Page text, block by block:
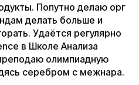
Попутно делаю орг
делать больше и
Удаётся регулярно
в Школе Анализа
олимпиадную
серебром с межнара.